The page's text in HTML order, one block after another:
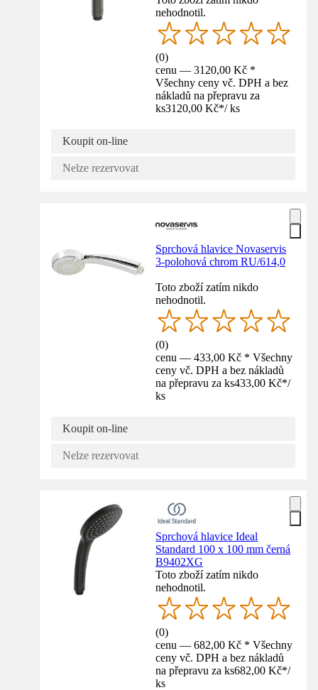
nehodnotil.
(0)
cenu — 3120,00 Kč *
Všechny ceny vč. DPH a bez
nákladů na přepravu za
ks3120,00 Kč*/ ks
Koupit on-line
Nelze rezervovat
Sprchová hlavice Novaservis
3-polohová chrom RU/614,0
Toto zboží zatím nikdo
nehodnotil.
(0)
cenu — 433,00 Kč * Všechny
ceny vč. DPH a bez nákladů
na přepravu za ks433,00 Kč*/
ks
Koupit on-line
Nelze rezervovat
Sprchová hlavice Ideal
Standard 100 x 100 mm černá
B9402XG
Toto zboží zatím nikdo
nehodnotil.
(0)
cenu — 682,00 Kč * Všechny
ceny vč. DPH a bez nákladů
na přepravu za ks682,00 Kč*/
ks